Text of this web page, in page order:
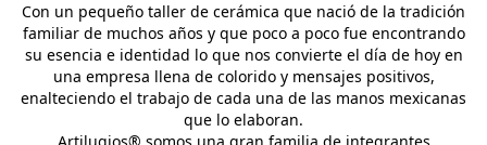
Con un pequeño taller de cerámica que nació de la tradición
familiar de muchos años y que poco a poco fue encontrando
su esencia e identidad lo que nos convierte el día de hoy en
una empresa llena de colorido y mensajes positivos,
enalteciendo el trabajo de cada una de las manos mexicanas
que lo elaboran.